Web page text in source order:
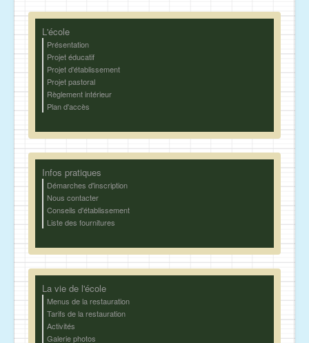
L'école
Présentation
Projet éducatif
Projet d'établissement
Projet pastoral
Règlement intérieur
Plan d'accès
Infos pratiques
Démarches d'inscription
Nous contacter
Conseils d'établissement
Liste des fournitures
La vie de l'école
Menus de la restauration
Tarifs de la restauration
Activités
Galerie photos